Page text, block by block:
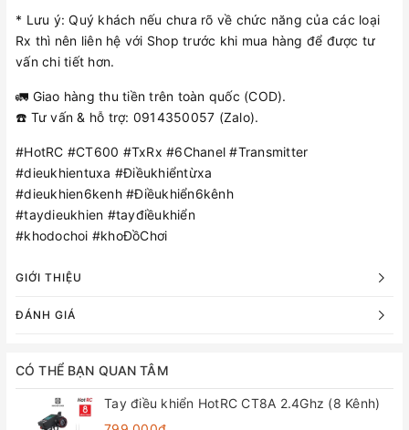
* Lưu ý: Quý khách nếu chưa rõ về chức năng của các loại
Rx thì nên liên hệ với Shop trước khi mua hàng để được tư
vấn chi tiết hơn.
🚛 Giao hàng thu tiền trên toàn quốc (COD).
☎️ Tư vấn & hỗ trợ: 0914350057 (Zalo).
#HotRC #CT600 #TxRx #6Chanel #Transmitter
#dieukhientuxa #Điềukhiểntừxa
#dieukhien6kenh #Điềukhiển6kênh
#taydieukhien #tayđiềukhiển
#khodochoi #khoĐồChơi
GIỚI THIỆU
ĐÁNH GIÁ
CÓ THỂ BẠN QUAN TÂM
Tay điều khiển HotRC CT8A 2.4Ghz (8 Kênh)